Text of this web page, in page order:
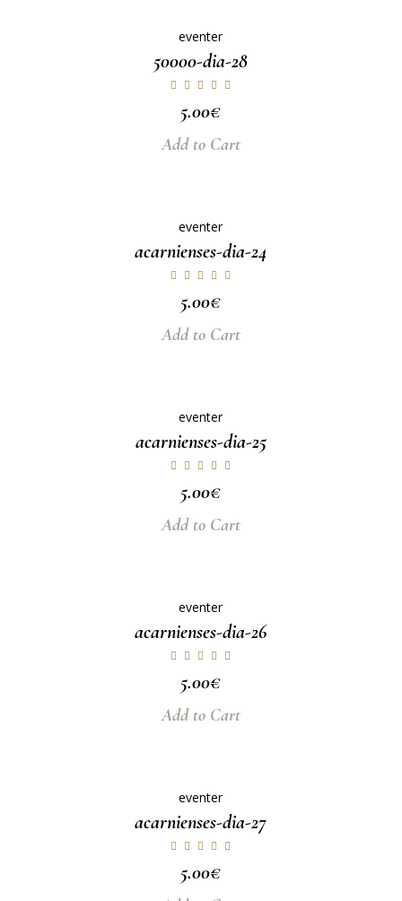
eventer
50000-dia-28
5.00€
Add to Cart
eventer
acarnienses-dia-24
5.00€
Add to Cart
eventer
acarnienses-dia-25
5.00€
Add to Cart
eventer
acarnienses-dia-26
5.00€
Add to Cart
eventer
acarnienses-dia-27
5.00€